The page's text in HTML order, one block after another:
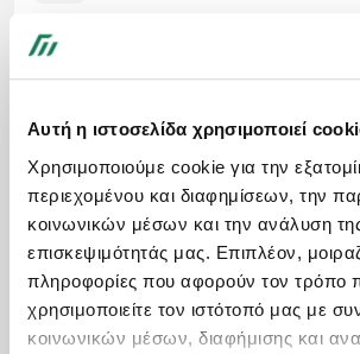
Αυτή η ιστοσελίδα χρησιμοποιεί
Χρησιμοποιούμε cookie για την
περιεχομένου και διαφημίσεων, την
κοινωνικών μέσων και την ανάλυση
επισκεψιμότητάς μας. Επιπλέον,
πληροφορίες που αφορούν τον τρόπο
χρησιμοποιείτε τον ιστότοπό μας με
κοινωνικών μέσων, διαφήμισης και
Θέλω να δω τα γεύματα
Επίλεξε και διαμόρφωσέ το
ή φτιάχτο όπως το
Ξεκίνα το πλάνο σου από την αρχή και